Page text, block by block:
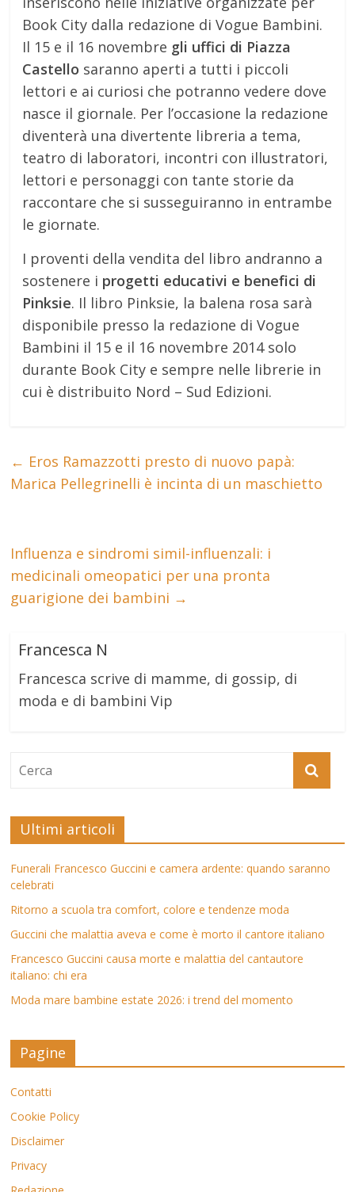
Book City dalla redazione di Vogue Bambini.
Il 15 e il 16 novembre gli uffici di Piazza
Castello saranno aperti a tutti i piccoli
lettori e ai curiosi che potranno vedere dove
nasce il giornale. Per l’occasione la redazione
diventerà una divertente libreria a tema,
teatro di laboratori, incontri con illustratori,
lettori e personaggi con tante storie da
raccontare che si susseguiranno in entrambe
le giornate.
I proventi della vendita del libro andranno a
sostenere i progetti educativi e benefici di
Pinksie. Il libro Pinksie, la balena rosa sarà
disponibile presso la redazione di Vogue
Bambini il 15 e il 16 novembre 2014 solo
durante Book City e sempre nelle librerie in
cui è distribuito Nord – Sud Edizioni.
← Eros Ramazzotti presto di nuovo papà:
Marica Pellegrinelli è incinta di un maschietto
Influenza e sindromi simil-influenzali: i
medicinali omeopatici per una pronta
guarigione dei bambini →
Francesca N
Francesca scrive di mamme, di gossip, di
moda e di bambini Vip
Ultimi articoli
Funerali Francesco Guccini e camera ardente: quando saranno
celebrati
Ritorno a scuola tra comfort, colore e tendenze moda
Guccini che malattia aveva e come è morto il cantore italiano
Francesco Guccini causa morte e malattia del cantautore
italiano: chi era
Moda mare bambine estate 2026: i trend del momento
Pagine
Contatti
Cookie Policy
Disclaimer
Privacy